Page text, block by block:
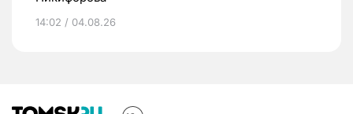
14:02 / 04.08.26